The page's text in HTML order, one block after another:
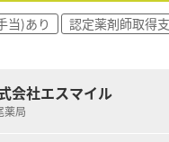
方に116店舗を展開
域包括ケアの推進に積
の健康維持を支援する
の販売など薬剤師業務
効率的な薬学的管理
当)あり 認定薬剤師取得
会社エスマイル
薬局